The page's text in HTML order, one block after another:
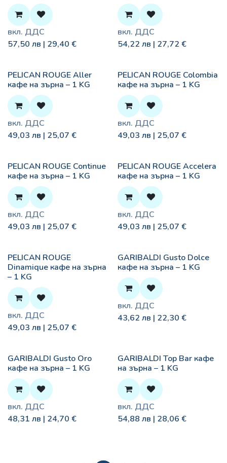
вкл. ДДС
57,50 лв | 29,40 €
вкл. ДДС
54,22 лв | 27,72 €
PELICAN ROUGE Aller
кафе на зърна – 1 KG
вкл. ДДС
49,03 лв | 25,07 €
PELICAN ROUGE Colombia
кафе на зърна – 1 KG
вкл. ДДС
49,03 лв | 25,07 €
PELICAN ROUGE Continue
кафе на зърна – 1 KG
вкл. ДДС
49,03 лв | 25,07 €
PELICAN ROUGE Accelera
кафе на зърна – 1 KG
вкл. ДДС
49,03 лв | 25,07 €
PELICAN ROUGE
Dinamique кафе на зърна
– 1 KG
вкл. ДДС
49,03 лв | 25,07 €
GARIBALDI Gusto Dolce
кафе на зърна – 1 KG
вкл. ДДС
43,62 лв | 22,30 €
GARIBALDI Gusto Oro
кафе на зърна – 1 KG
вкл. ДДС
48,31 лв | 24,70 €
GARIBALDI Top Bar кафе
на зърна – 1 KG
вкл. ДДС
54,88 лв | 28,06 €